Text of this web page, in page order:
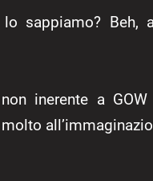
sappiamo? Beh,
inerente a